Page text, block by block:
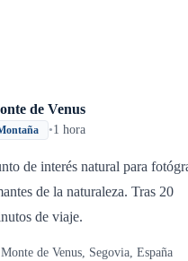
de Venus
•1 hora
de interés natural para
de la naturaleza. Tras 20
de viaje.
Monte de Venus, Segovia, España